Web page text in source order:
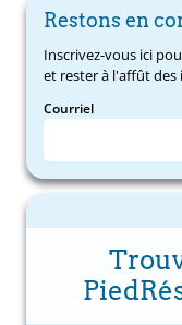
Restons en
Inscrivez-vous ici
et rester à l'affût
Courriel